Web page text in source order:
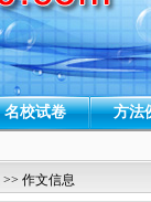
名校试卷 方法
>> 作文信息